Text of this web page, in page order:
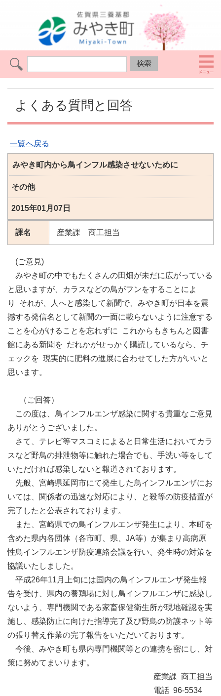
よくある質問と回答
一覧へ戻る
みやき町内から鳥インフル感染させないために
その他
2015年01月07日
課名 産業課 商工担当
(ご意見)
みやき町の中でもたくさんの田畑が未だに広がっている
と思いますが、カラスなどの鳥がフンをすることによ
り それが、人へと感染して新聞で、みやき町が日本を震
撼する発信名として新聞の一面に載らないように注意する
ことを心がけることを忘れずに これからもきちんと図書
館にある新聞を だれかがせっかく購読しているなら、チ
ェックを 現実的に肥料の進展に合わせてした方がいいと
思います。
（ご回答）
この度は、鳥インフルエンザ感染に関する貴重なご意見
ありがとうございました。
さて、テレビ等マスコミによると日常生活においてカラ
スなど野鳥の排泄物等に触れた場合でも、手洗い等をして
いただければ感染しないと報道されております。
先般、宮崎県延岡市にて発生した鳥インフルエンザにお
いては、関係者の迅速な対応により、と殺等の防疫措置が
完了したと公表されております。
また、宮崎県での鳥インフルエンザ発生により、本町を
含めた県内各団体（各市町、県、JA等）が集まり高病原
性鳥インフルエンザ防疫連絡会議を行い、発生時の対策を
協議いたしました。
平成26年11月上旬には国内の鳥インフルエンザ発生報
告を受け、県内の養鶏場に対し鳥インフルエンザに感染し
ないよう、専門機関である家畜保健衛生所が現地確認を実
施し、感染防止に向けた指導完了及び野鳥の防護ネット等
の張り替え作業の完了報告をいただいております。
今後、みやき町も県内専門機関等との連携を密にし、対
策に努めてまいります。
産業課 商工担当
電話 96-5534